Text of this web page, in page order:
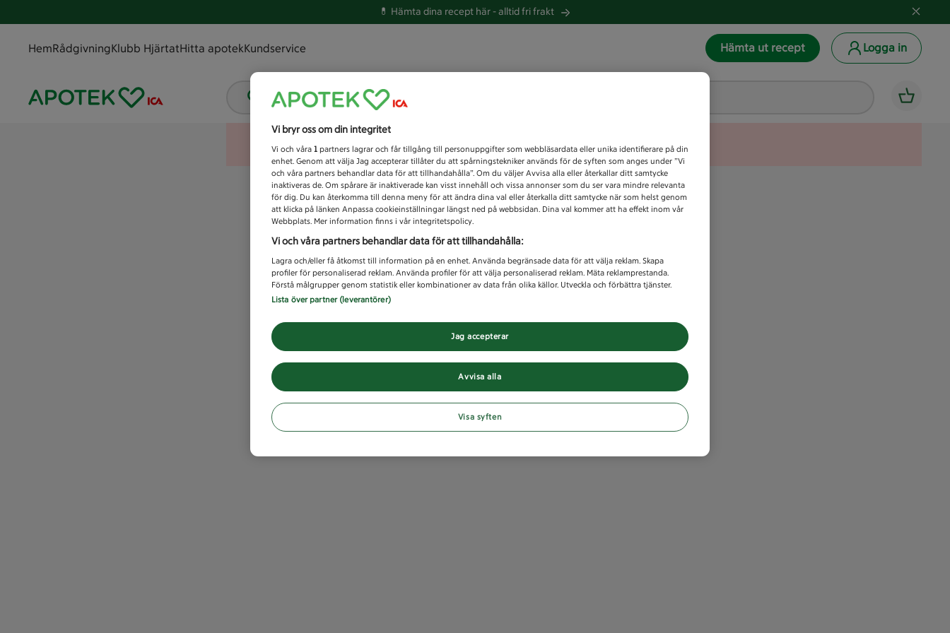
💊 Hämta dina recept här -alltid fri frakt
HemRådgivningKlubb HjärtatHitta apotekKundservice Hämta ut recept Logga in
Vad letar du efter idag?
Unknown error
Vi bryr oss om din integritet
Vi och våra 1 partners lagrar och får tillgång till personuppgifter som webbläsardata eller unika identifierare på din
enhet. Genom att välja Jag accepterar tillåter du att spårningstekniker används för de syften som anges under ”Vi
och våra partners behandlar data för att tillhandahålla”. Om du väljer Avvisa alla eller återkallar ditt samtycke
inaktiveras de. Om spårare är inaktiverade kan visst innehåll och vissa annonser som du ser vara mindre relevanta
för dig. Du kan återkomma till denna meny för att ändra dina val eller återkalla ditt samtycke när som helst genom
att klicka på länken Anpassa cookieinställningar längst ned på webbsidan. Dina val kommer att ha effekt inom vår
Webbplats. Mer information finns i vår integritetspolicy.
Vi och våra partners behandlar data för att tillhandahålla:
Lagra och/eller få åtkomst till information på en enhet. Använda begränsade data för att välja reklam. Skapa
profiler för personaliserad reklam. Använda profiler för att välja personaliserad reklam. Mäta reklamprestanda.
Förstå målgrupper genom statistik eller kombinationer av data från olika källor. Utveckla och förbättra tjänster.
Lista över partner (leverantörer)
Avvisa alla
Jag accepterar
Visa syften